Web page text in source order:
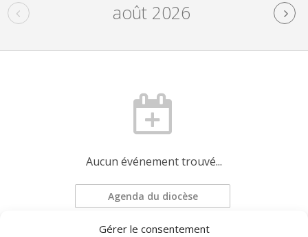
Gérer le consentement
août 2026
Aucun événement trouvé...
Agenda du diocèse